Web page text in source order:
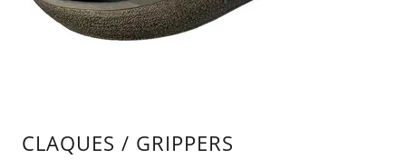
CLAQUES / GRIPPERS